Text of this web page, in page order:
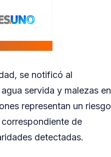
se notificó al
servida y malezas en
representan un riesgo
de
detectadas.